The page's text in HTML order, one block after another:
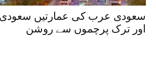
سعودی عرب کی عمارتیں
اور ترک پرچموں سے روشن